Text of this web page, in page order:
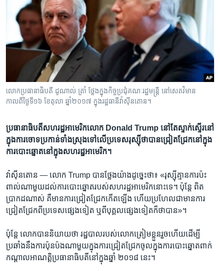
រំលង​
ទៅ​
កាន់​
ទំព័រ​
រក
កម្មវិធីទាំងអស់
Khmer English
បណ្តាញ​សង្គម
លោក​ប្រធានាធិបតី ដូណាល់ ត្រាំ ថ្លែង​ក្នុង​កិច្ចប្រជុំ​គណៈរដ្ឋមន្ត្រី នៅ​សេតវិមាន
កាលពី​ថ្ងៃទី១៦ ខែតុលា ឆ្នាំ២០១៧ ក្នុង​រដ្ឋធានី​វ៉ាស៊ីនតោន។
ប្រធានាធិបតី​សហរដ្ឋ​អាមេរិក​លោក Donald Trump នៅតែ​ស្ទាក់ស្ទើរ​នៅ​
ក្នុង​ការ​ចោទ​ប្រកាន់​ទាំង​ស្រុង​ទៅ​លើ​ប្រទេស​រុស្ស៊ី​ថា​បាន​ជ្រៀតជ្រែក​នៅ​ក្នុង​
ការ​បោះ​ឆ្នោត​នៅ​ក្នុង​សហរដ្ឋ​អាមេរិក។
វ៉ាស៊ីនតោន — លោក Trump បាន​ថ្លែង​យ៉ាង​ដូច្នេះ​ថា៖ «រុស្ស៊ី​គ្មាន​ការ​ប៉ះ
ពាល់​ណា​មួយ​ដល់​ការ​បោះ​ឆ្នោត​របស់​សហរដ្ឋ​អាមេរិក​នោះ​ទេ។ ប៉ុន្តែ ពិត​
ប្រាកដ​ណាស់ គឺ​មាន​ការ​ជ្រៀតជ្រែក​កើត​ឡើង ហើយ​ប្រហែល​ជា​មាន​ការ​
ជ្រៀតជ្រែក​ពី​ប្រទេស​ផ្សេង​ទៀត ឬ​ពី​បុគ្គល​ផ្សេង​ទៀត​ក៏​ថា​បាន»។
ប៉ុន្តែ លោក​បាន​និយាយ​ថា រដ្ឋបាល​របស់​លោក​ត្រៀម​ខ្លួន​រួច​ហើយ​ដើម្បី​
ប្រឆាំង​នឹង​ការ​ប៉ុនប៉ង​ណា​មួយ​ក្នុង​ការ​ជ្រៀតជ្រែក​ចូល​ក្នុង​ការ​បោះ​ឆ្នោត​ពាក់​
កណ្ដាល​អាណត្តិ​ប្រធានាធិបតី​នៅ​ក្នុង​ឆ្នាំ ២០១៨ នេះ។